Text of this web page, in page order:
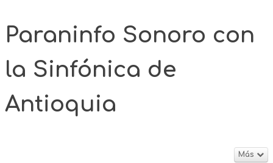
Paraninfo Sonoro con
la Sinfónica de
Antioquia
Más